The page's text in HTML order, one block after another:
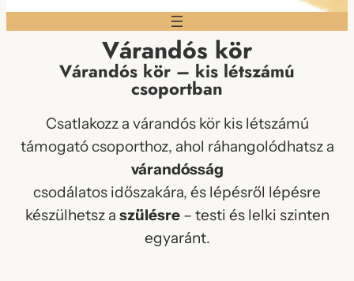
Várandós kör
Várandós kör – kis létszámú
csoportban
Csatlakozz a várandós kör kis létszámú
támogató csoporthoz, ahol ráhangolódhatsz a
várandósság
csodálatos időszakára, és lépésről lépésre
készülhetsz a szülésre– testi és lelki szinten
egyaránt.